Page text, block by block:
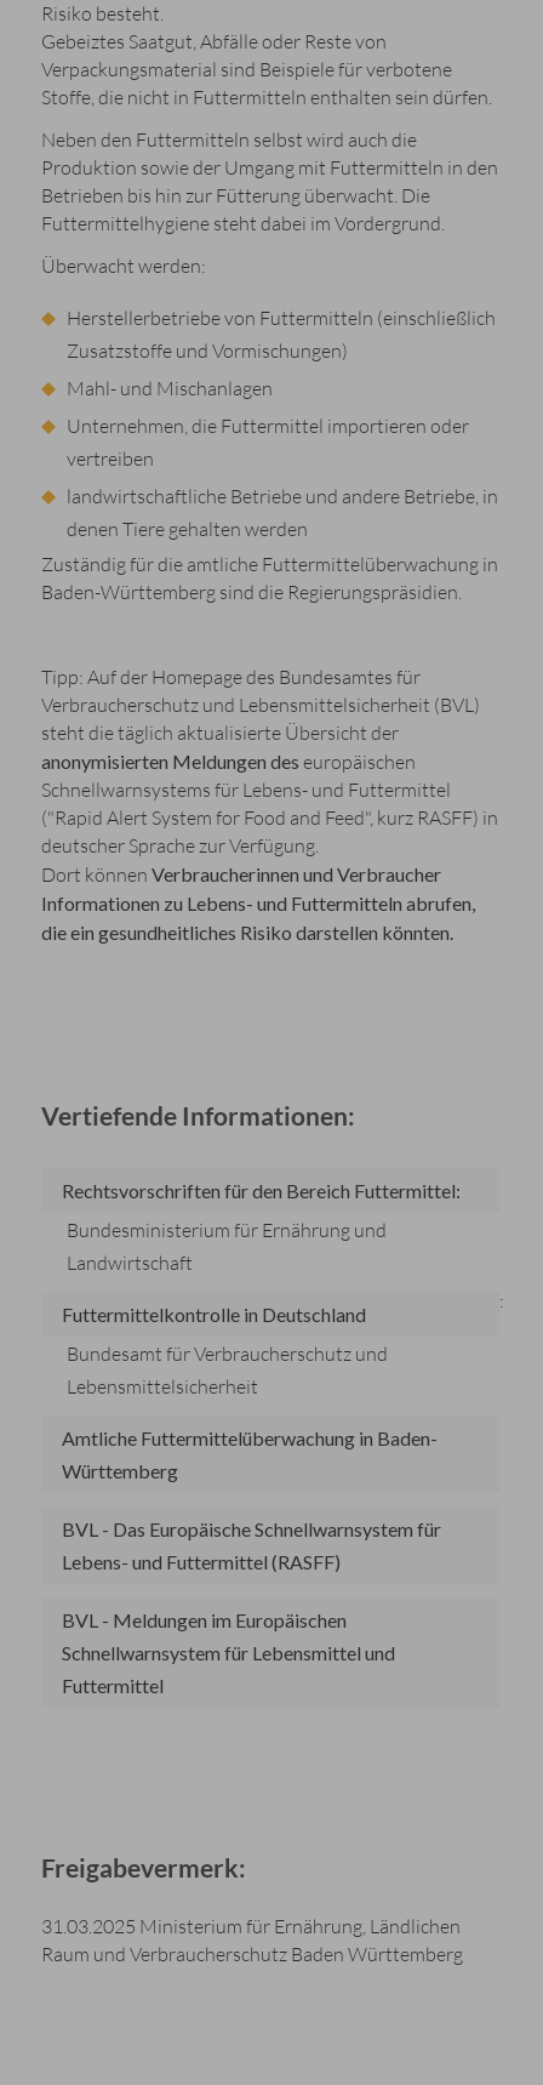
Risiko besteht.
Gebeiztes Saatgut, Abfälle oder Reste von
Verpackungsmaterial sind Beispiele für verbotene
Stoffe, die nicht in Futtermitteln enthalten sein dürfen.
Neben den Futtermitteln selbst wird auch die
Produktion sowie der Umgang mit Futtermitteln in den
Betrieben bis hin zur Fütterung überwacht. Die
Futtermittelhygiene steht dabei im Vordergrund.
Überwacht werden:
Herstellerbetriebe von Futtermitteln (einschließlich
Zusatzstoffe und Vormischungen)
Mahl- und Mischanlagen
Unternehmen, die Futtermittel importieren oder
vertreiben
landwirtschaftliche Betriebe und andere Betriebe, in
denen Tiere gehalten werden
Zuständig für die amtliche Futtermittelüberwachung in
Baden-Württemberg sind die Regierungspräsidien.
Tipp: Auf der Homepage des Bundesamtes für
Verbraucherschutz und Lebensmittelsicherheit (BVL)
steht die täglich aktualisierte Übersicht der
anonymisierten Meldungen deseuropäischen
Schnellwarnsystems für Lebens- und Futtermittel
("Rapid Alert System for Food and Feed", kurz RASFF) in
deutscher Sprache zur Verfügung.
Dort könnenVerbraucherinnen und Verbraucher
Informationen zu Lebens- und Futtermitteln abrufen,
dieein gesundheitliches Risiko darstellen könnten.
Vertiefende Informationen:
Rechtsvorschriften für den Bereich Futtermittel:
Bundesministerium für Ernährung und
Landwirtschaft
Futtermittelkontrolle in Deutschland
:
Bundesamt für Verbraucherschutz und
Lebensmittelsicherheit
Amtliche Futtermittelüberwachung in Baden-
Württemberg
BVL - Das Europäische Schnellwarnsystem für
Lebens- und Futtermittel (RASFF)
BVL - Meldungen im Europäischen
Schnellwarnsystem für Lebensmittel und
Futtermittel
Freigabevermerk:
31.03.2025 Ministerium für Ernährung, Ländlichen
Raum und Verbraucherschutz Baden Württemberg